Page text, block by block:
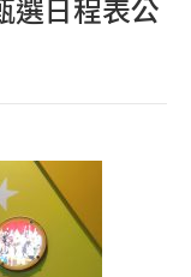
選日程表公